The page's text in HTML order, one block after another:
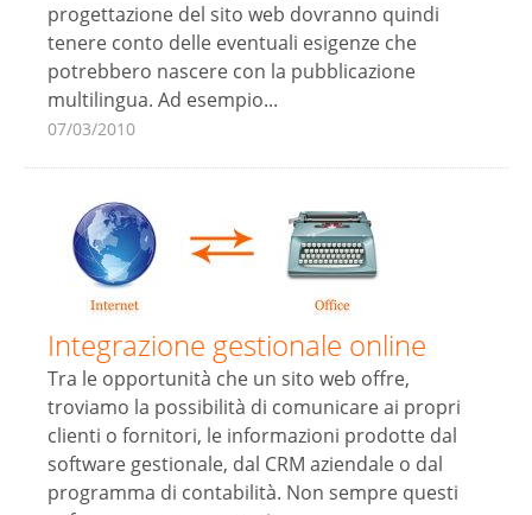
progettazione del sito web dovranno quindi
tenere conto delle eventuali esigenze che
potrebbero nascere con la pubblicazione
multilingua. Ad esempio...
07/03/2010
Integrazione gestionale online
Tra le opportunità che un sito web offre,
troviamo la possibilità di comunicare ai propri
clienti o fornitori, le informazioni prodotte dal
software gestionale, dal CRM aziendale o dal
programma di contabilità. Non sempre questi